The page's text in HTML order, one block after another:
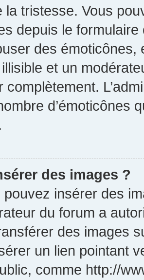
la tristesse. Vous
depuis le
des
et un
complètement.
d’émoticônes
des images ?
pouvez insérer des
du forum a
des images
un lien pointant
comme http://